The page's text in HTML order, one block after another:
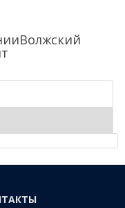
Волжский